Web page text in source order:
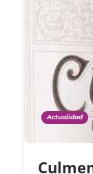
Actualidad